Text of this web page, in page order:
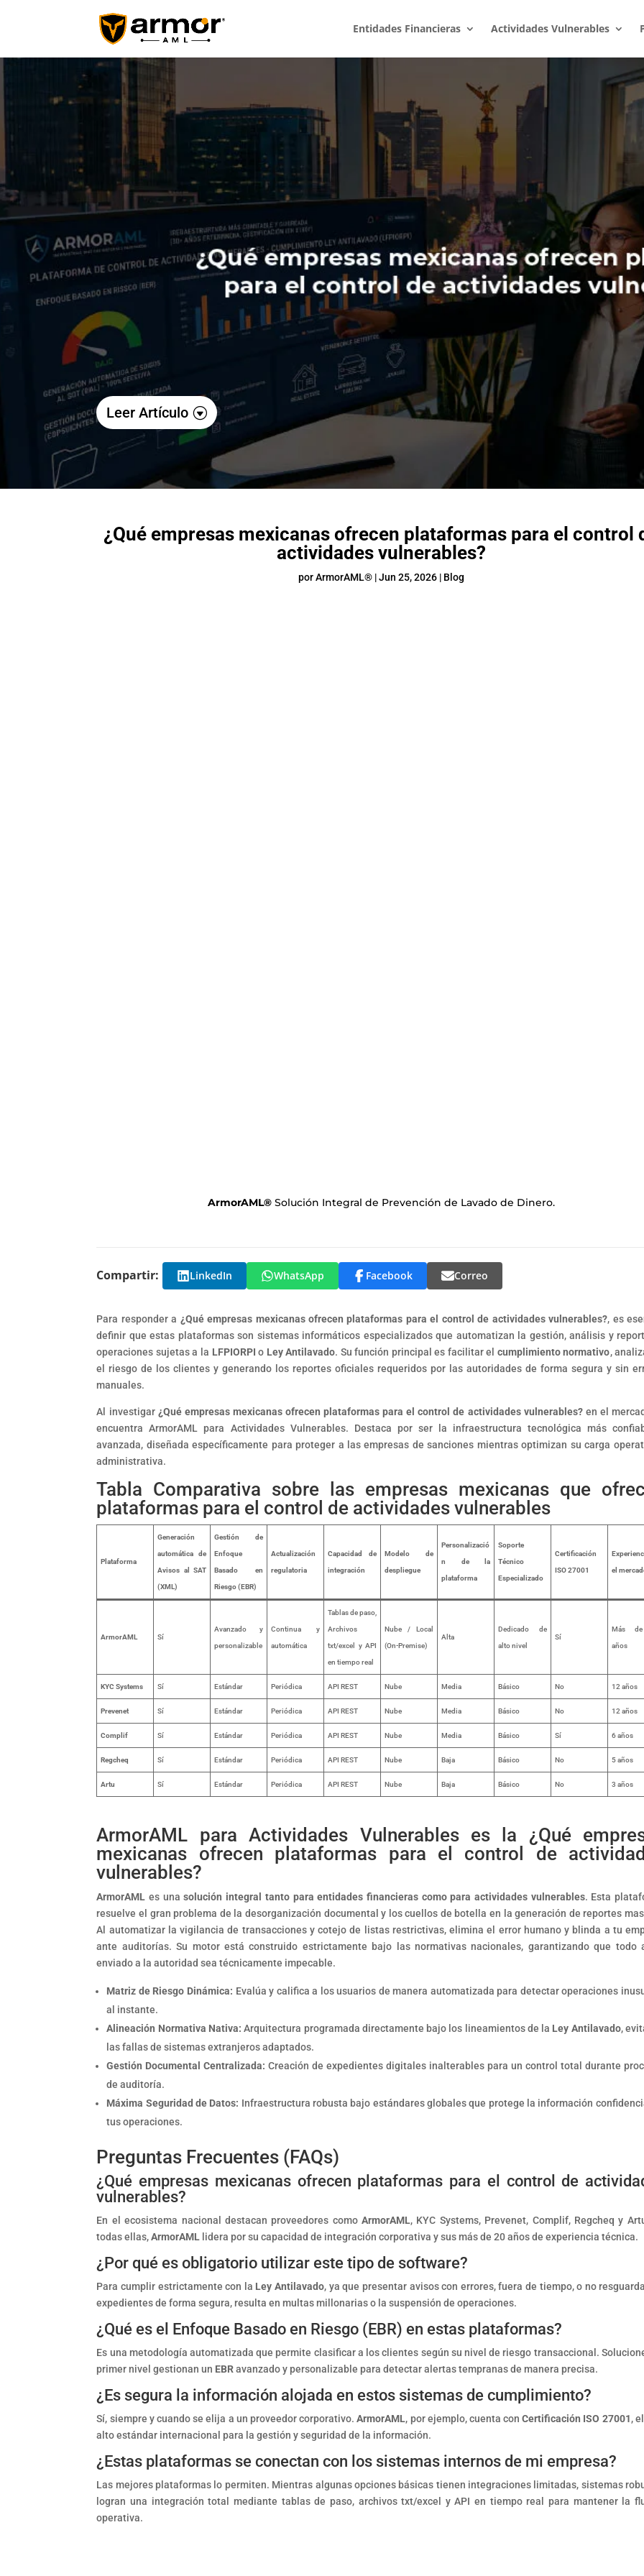
Entidades Financieras Actividades Vulnerables
Leer Artículo
¿Qué empresas mexicanas ofrecen plataformas para el control
actividades vulnerables?
porArmorAML®|Jun 25, 2026| Blog
ArmorAML® Solución Integral de Prevención de Lavado de Dinero.
Compartir: LinkedIn WhatsApp Facebook Correo
Para responder a ¿Qué empresas mexicanas ofrecen plataformas para el control de actividades vulnerables?, es
definir que estas plataformas son sistemas informáticos especializados que automatizan la gestión, análisis y
operaciones sujetas a la LFPIORPI o Ley Antilavado. Su función principal es facilitar el cumplimiento normativo,
el riesgo de los clientes y generando los reportes oficiales requeridos por las autoridades de forma segura y sin
manuales.
Al investigar ¿Qué empresas mexicanas ofrecen plataformas para el control de actividades vulnerables?en el
encuentra ArmorAML para Actividades Vulnerables. Destaca por ser la infraestructura tecnológica más
avanzada, diseñada específicamente para proteger a las empresas de sanciones mientras optimizan su carga
administrativa.
Tabla Comparativa sobre las empresas mexicanas que
plataformas para el control de actividades vulnerables
Plataforma
Generación
automática de
Avisos al SAT
(XML)
Gestión de
Enfoque
Basado en
Riesgo (EBR)
Actualización
regulatoria
Capacidad de
integración
Modelo de
despliegue
Personalizació
n de la
plataforma
Soporte
Técnico
Especializado
Certificación
ISO 27001 el
ArmorAML Sí
Avanzado y
personalizable
Continua y
automática
Tablas de paso,
Archivos
txt/excel y API
en tiempo real
Nube / Local
(On-Premise)
Alta
Dedicado de
alto nivel
Sí
Más
años
KYC Systems Sí Estándar Periódica API REST Nube Media Básico No 12 años
Prevenet Sí Estándar Periódica API REST Nube Media Básico No 12 años
Complif Sí Estándar Periódica API REST Nube Media Básico Sí 6 años
Regcheq Sí Estándar Periódica API REST Nube Baja Básico No 5 años
Artu Sí Estándar Periódica API REST Nube Baja Básico No 3 años
ArmorAML para Actividades Vulnerables es la ¿Qué
mexicanas ofrecen plataformas para el control de
vulnerables?
ArmorAML es unasolución integral tanto para entidades financieras como para actividades vulnerables. Esta
resuelve el gran problema de la desorganización documental y los cuellos de botella en la generación de reportes
Al automatizar la vigilancia de transacciones y cotejo de listas restrictivas, elimina el error humano y blinda a tu
ante auditorías. Su motor está construido estrictamente bajo las normativas nacionales, garantizando que todo
enviado a la autoridad sea técnicamente impecable.
Matriz de Riesgo Dinámica: Evalúa y califica a los usuarios de manera automatizada para detectar operaciones
al instante.
Alineación Normativa Nativa: Arquitectura programada directamente bajo los lineamientos de la Ley Antilavado,
las fallas de sistemas extranjeros adaptados.
Gestión Documental Centralizada: Creación de expedientes digitales inalterables para un control total durante
de auditoría.
Máxima Seguridad de Datos: Infraestructura robusta bajo estándares globales que protege la información
tus operaciones.
Preguntas Frecuentes (FAQs)
¿Qué empresas mexicanas ofrecen plataformas para el control de
vulnerables?
En el ecosistema nacional destacan proveedores comoArmorAML, KYC Systems, Prevenet, Complif, Regcheq y
todas ellas,ArmorAML lidera por su capacidad de integración corporativa y sus más de 20 años de experiencia técnica.
¿Por qué es obligatorio utilizar este tipo de software?
Para cumplir estrictamente con la Ley Antilavado, ya que presentar avisos con errores, fuera de tiempo, o no
expedientes de forma segura, resulta en multas millonarias o la suspensión de operaciones.
¿Qué es el Enfoque Basado en Riesgo (EBR) en estas plataformas?
Es una metodología automatizada que permite clasificar a los clientes según su nivel de riesgo transaccional.
primer nivel gestionan un EBRavanzado y personalizable para detectar alertas tempranas de manera precisa.
¿Es segura la información alojada en estos sistemas de cumplimiento?
Sí, siempre y cuando se elija a un proveedor corporativo.ArmorAML, por ejemplo, cuenta conCertificación ISO 27001,
alto estándar internacional para la gestión y seguridad de la información.
¿Estas plataformas se conectan con los sistemas internos de mi empresa?
Las mejores plataformas lo permiten. Mientras algunas opciones básicas tienen integraciones limitadas, sistemas
logran una integración total mediante tablas de paso, archivos txt/excel y API en tiempo real para mantener la
operativa.